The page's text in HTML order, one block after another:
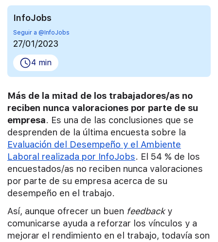
InfoJobs
Seguir a @InfoJobs
27/01/2023
4 min
Más de la mitad de los trabajadores/as no
reciben nunca valoraciones por parte de su
empresa. Es una de las conclusiones que se
desprenden de la última encuesta sobre la
Evaluación del Desempeño y el Ambiente
Laboral realizada por InfoJobs. El 54 % de los
encuestados/as no reciben nunca valoraciones
por parte de su empresa acerca de su
desempeño en el trabajo.
Así, aunque ofrecer un buen feedbacky
comunicarse ayuda a reforzar los vínculos y a
mejorar el rendimiento en el trabajo, todavía son